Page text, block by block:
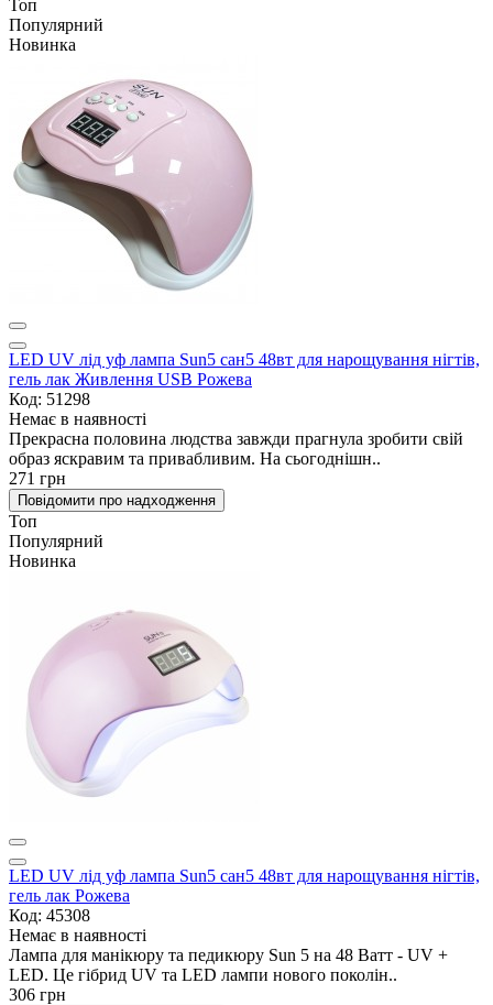
Топ
Популярний
Новинка
LED UV лід уф лампа Sun5 сан5 48вт для нарощування нігтів,
гель лак Живлення USB Рожева
Код: 51298
Немає в наявності
Прекрасна половина людства завжди прагнула зробити свій
образ яскравим та привабливим. На сьогоднішн..
271 грн
Повідомити про надходження
Топ
Популярний
Новинка
LED UV лід уф лампа Sun5 сан5 48вт для нарощування нігтів,
гель лак Рожева
Код: 45308
Немає в наявності
Лампа для манікюру та педикюру Sun 5 на 48 Ватт - UV +
LED. Це гібрид UV та LED лампи нового поколін..
306 грн